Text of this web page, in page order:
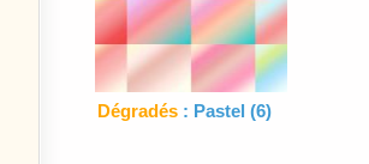
Dégradés : Pastel (6)